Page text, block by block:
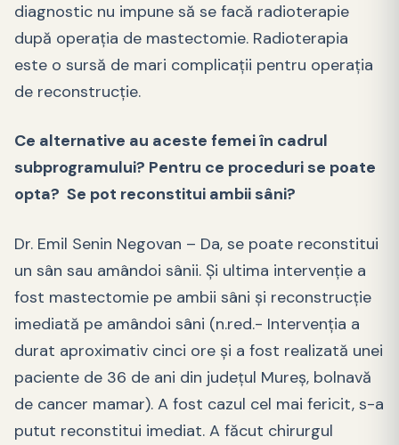
diagnostic nu impune să se facă radioterapie
după operația de mastectomie. Radioterapia
este o sursă de mari complicații pentru operația
de reconstrucție.
Ce alternative au aceste femei în cadrul
subprogramului? Pentru ce proceduri se poate
opta? Se pot reconstitui ambii sâni?
Dr. Emil Senin Negovan – Da, se poate reconstitui
un sân sau amândoi sânii. Și ultima intervenție a
fost mastectomie pe ambii sâni și reconstrucție
imediată pe amândoi sâni (n.red.- Intervenţia a
durat aproximativ cinci ore și a fost realizată unei
paciente de 36 de ani din judeţul Mureş, bolnavă
de cancer mamar). A fost cazul cel mai fericit, s-a
putut reconstitui imediat. A făcut chirurgul